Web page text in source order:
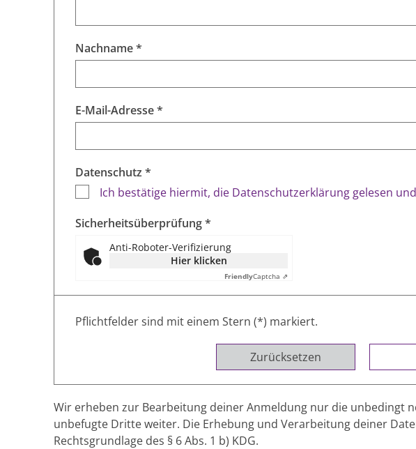
Nachname *
E-Mail-Adresse *
Datenschutz *
Ich bestätige hiermit, die Datenschutzerklärung gelesen
Sicherheitsüberprüfung *
Anti-Roboter-Verifizierung
Hier klicken
FriendlyCaptcha ⇗
Pflichtfelder sind mit einem Stern (*) markiert.
Zurücksetzen
Wir erheben zur Bearbeitung deiner Anmeldung nur die unbedingt
unbefugte Dritte weiter. Die Erhebung und Verarbeitung deiner
Rechtsgrundlage des § 6 Abs. 1 b) KDG.